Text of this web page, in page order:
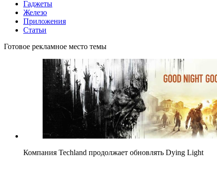
Гаджеты
Железо
Приложения
Статьи
Готовое рекламное место темы
Компания Techland продолжает обновлять Dying Light